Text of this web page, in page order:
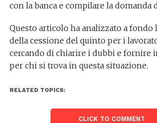
con la banca e compilare la domanda
Questo articolo ha analizzato a fondo
della cessione del quinto per i
cercando di chiarire i dubbi e fornire
per chi si trova in questa situazione.
RELATED TOPICS:
CLICK TO COMMENT